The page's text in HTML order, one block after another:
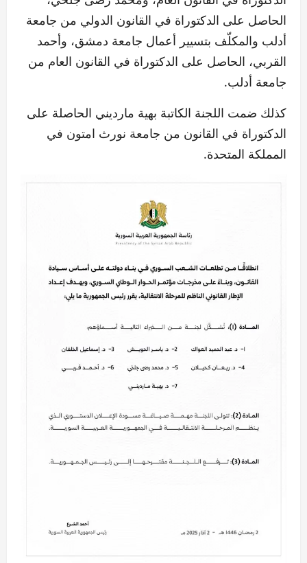
الحاصل على الدكتوراة في القانون الدولي من جامعة
أدلب والمكلّف بتسيير أعمال جامعة دمشق، وأحمد
القربي، الحاصل على الدكتوراة في القانون العام من
جامعة أدلب.
كذلك ضمت اللجنة الكاتبة بهية مارديني الحاصلة على
الدكتوراة في القانون من جامعة نورث امتون في
المملكة المتحدة.